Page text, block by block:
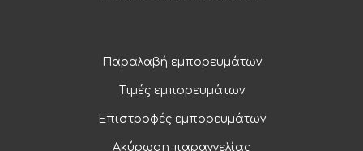
Παραλαβή εμπορευμάτων
Τιμές εμπορευμάτων
Επιστροφές εμπορευμάτων
Ακύρωση παραγγελίας